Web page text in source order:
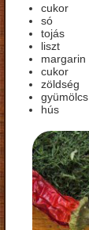
cukor
só
tojás
liszt
margarin
cukor
zöldség
gyümölcs
hús